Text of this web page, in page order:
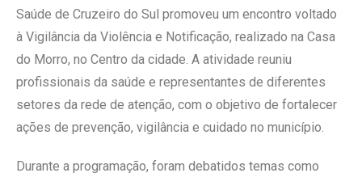
Saúde de Cruzeiro do Sul promoveu um encontro voltado
à Vigilância da Violência e Notificação, realizado na Casa
do Morro, no Centro da cidade. A atividade reuniu
profissionais da saúde e representantes de diferentes
setores da rede de atenção, com o objetivo de fortalecer
ações de prevenção, vigilância e cuidado no município.
Durante a programação, foram debatidos temas como